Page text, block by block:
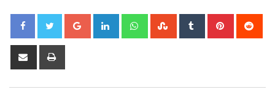
Google+ LinkedIn WhatsappStumbleUpon
Tumblr Pinterest
Share